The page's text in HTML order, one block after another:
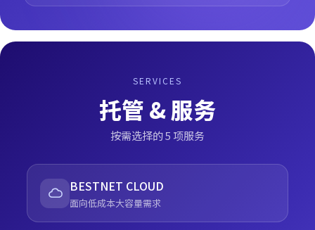
SERVICES
托管 & 服务
按需选择的 5 项服务
BESTNET CLOUD
面向低成本大容量需求